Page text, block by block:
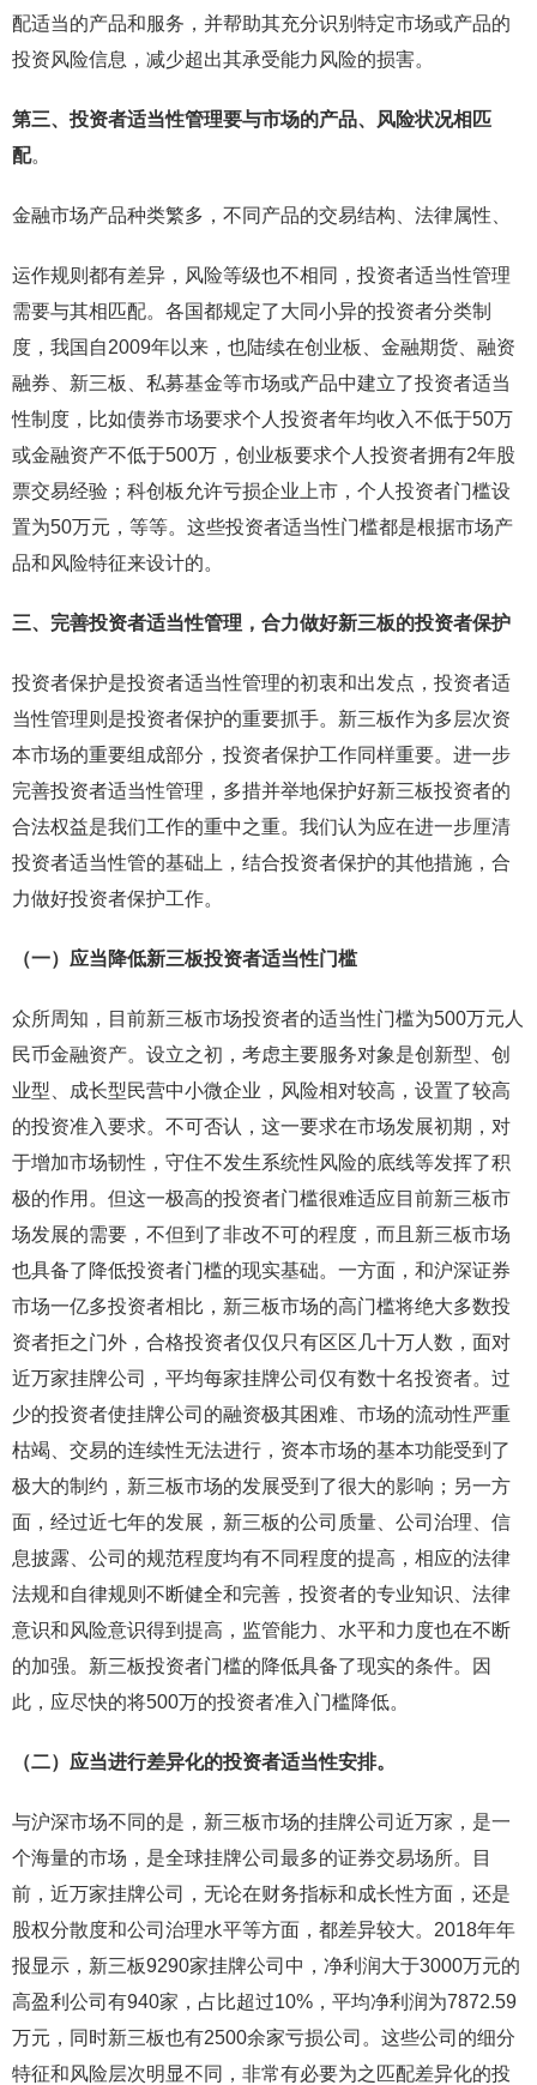
配适当的产品和服务，并帮助其充分识别特定市场或产品的
投资风险信息，减少超出其承受能力风险的损害。
第三、投资者适当性管理要与市场的产品、风险状况相匹
配。
金融市场产品种类繁多，不同产品的交易结构、法律属性、
运作规则都有差异，风险等级也不相同，投资者适当性管理
需要与其相匹配。各国都规定了大同小异的投资者分类制
度，我国自2009年以来，也陆续在创业板、金融期货、融资
融券、新三板、私募基金等市场或产品中建立了投资者适当
性制度，比如债券市场要求个人投资者年均收入不低于50万
或金融资产不低于500万，创业板要求个人投资者拥有2年股
票交易经验；科创板允许亏损企业上市，个人投资者门槛设
置为50万元，等等。这些投资者适当性门槛都是根据市场产
品和风险特征来设计的。
三、完善投资者适当性管理，合力做好新三板的投资者保护
投资者保护是投资者适当性管理的初衷和出发点，投资者适
当性管理则是投资者保护的重要抓手。新三板作为多层次资
本市场的重要组成部分，投资者保护工作同样重要。进一步
完善投资者适当性管理，多措并举地保护好新三板投资者的
合法权益是我们工作的重中之重。我们认为应在进一步厘清
投资者适当性管的基础上，结合投资者保护的其他措施，合
力做好投资者保护工作。
（一） 应当降低新三板投资者适当性门槛
众所周知，目前新三板市场投资者的适当性门槛为500万元人
民币金融资产。设立之初，考虑主要服务对象是创新型、创
业型、成长型民营中小微企业，风险相对较高，设置了较高
的投资准入要求。不可否认，这一要求在市场发展初期，对
于增加市场韧性，守住不发生系统性风险的底线等发挥了积
极的作用。但这一极高的投资者门槛很难适应目前新三板市
场发展的需要，不但到了非改不可的程度，而且新三板市场
也具备了降低投资者门槛的现实基础。一方面，和沪深证券
市场一亿多投资者相比，新三板市场的高门槛将绝大多数投
资者拒之门外，合格投资者仅仅只有区区几十万人数，面对
近万家挂牌公司，平均每家挂牌公司仅有数十名投资者。过
少的投资者使挂牌公司的融资极其困难、市场的流动性严重
枯竭、交易的连续性无法进行，资本市场的基本功能受到了
极大的制约，新三板市场的发展受到了很大的影响；另一方
面，经过近七年的发展，新三板的公司质量、公司治理、信
息披露、公司的规范程度均有不同程度的提高，相应的法律
法规和自律规则不断健全和完善，投资者的专业知识、法律
意识和风险意识得到提高，监管能力、水平和力度也在不断
的加强。新三板投资者门槛的降低具备了现实的条件。因
此，应尽快的将500万的投资者准入门槛降低。
（二）应当进行差异化的投资者适当性安排。
与沪深市场不同的是，新三板市场的挂牌公司近万家，是一
个海量的市场，是全球挂牌公司最多的证券交易场所。目
前，近万家挂牌公司，无论在财务指标和成长性方面，还是
股权分散度和公司治理水平等方面，都差异较大。2018年年
报显示，新三板9290家挂牌公司中，净利润大于3000万元的
高盈利公司有940家，占比超过10%，平均净利润为7872.59
万元，同时新三板也有2500余家亏损公司。这些公司的细分
特征和风险层次明显不同，非常有必要为之匹配差异化的投